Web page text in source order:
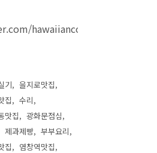
hawaiiancouple
기
을지로맛집
집
수리
맛집
광화문점심
제과제빵
부부요리
집
염창역맛집